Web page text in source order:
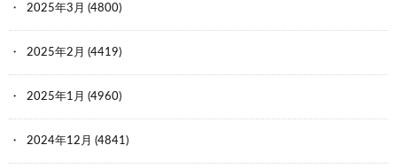
2025年3月 (4800)
2025年2月 (4419)
2025年1月 (4960)
2024年12月 (4841)